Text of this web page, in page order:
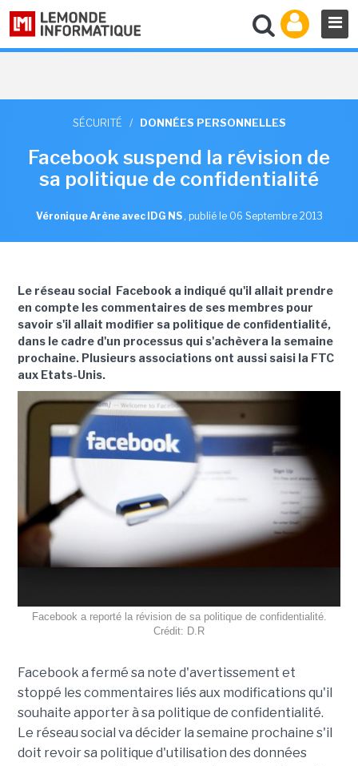
SÉCURITÉ / DONNÉES PERSONNELLES
Facebook suspend la révision de
sa politique de confidentialité
Véronique Arène avec IDG NS , publié le 06 Septembre 2013
Le réseau social Facebook a indiqué qu'il allait prendre
en compte les commentaires de ses membres pour
savoir s'il allait modifier sa politique de confidentialité,
dans le cadre d'un processus qui s'achèvera la semaine
prochaine. Plusieurs associations ont aussi saisi la FTC
aux Etats-Unis.
Facebook a reporté la révision de sa politique de confidentialité.
Crédit: D.R
Facebook a fermé sa note d'avertissement et
stoppé les commentaires liés aux modifications qu'il
souhaite apporter à sa politique de confidentialité.
Le réseau social va décider la semaine prochaine s'il
doit revoir sa politique d'utilisation des données